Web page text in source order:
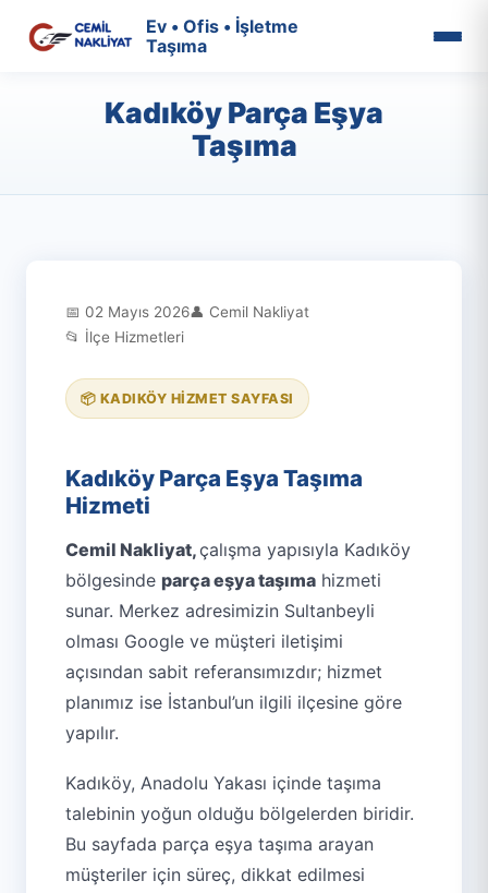
Ev • Ofis • İşletme
Taşıma
Kadıköy Parça Eşya
Taşıma
📅 02 Mayıs 2026👤 Cemil Nakliyat
📂 İlçe Hizmetleri
📦 KADIKÖY HIZMET SAYFASI
Kadıköy Parça Eşya Taşıma
Hizmeti
Cemil Nakliyat,çalışma yapısıyla Kadıköy
bölgesinde parça eşya taşıma hizmeti
sunar. Merkez adresimizin Sultanbeyli
olması Google ve müşteri iletişimi
açısından sabit referansımızdır; hizmet
planımız ise İstanbul’un ilgili ilçesine göre
yapılır.
Kadıköy, Anadolu Yakası içinde taşıma
talebinin yoğun olduğu bölgelerden biridir.
Bu sayfada parça eşya taşıma arayan
müşteriler için süreç, dikkat edilmesi